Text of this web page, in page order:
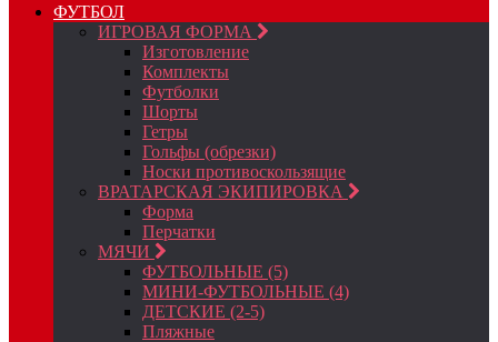
ФУТБОЛ
ИГРОВАЯ ФОРМА
Изготовление
Комплекты
Футболки
Шорты
Гетры
Гольфы (обрезки)
Носки противоскользящие
ВРАТАРСКАЯ ЭКИПИРОВКА
Форма
Перчатки
МЯЧИ
ФУТБОЛЬНЫЕ (5)
МИНИ-ФУТБОЛЬНЫЕ (4)
ДЕТСКИЕ (2-5)
Пляжные